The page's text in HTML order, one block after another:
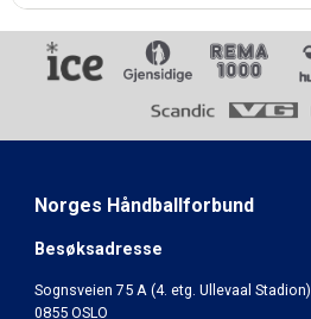
Norges Håndballforbund
Besøksadresse
Sognsveien 75 A (4. etg. Ullevaal Stadion)
0855 OSLO